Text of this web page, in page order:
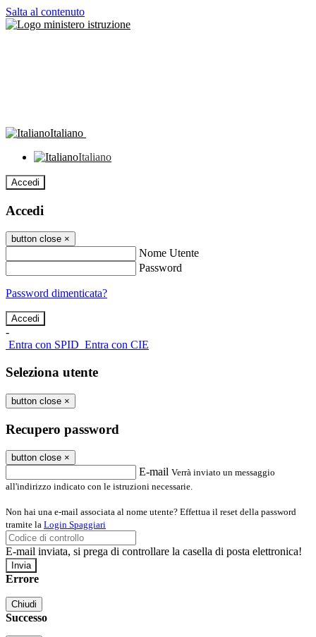
Salta al contenuto
Italiano
Italiano
Accedi
Accedi
button close ×
Nome Utente
Password
Password dimenticata?
-
Entra con SPID Entra con CIE
Seleziona utente
button close ×
Recupero password
button close ×
E-mail Verrà inviato un messaggio
all'indirizzo indicato con le istruzioni necessarie.
Non hai una e-mail associata al nome utente? Effettua il reset della password
tramite la Login Spaggiari
E-mail inviata, si prega di controllare la casella di posta elettronica!
Errore
Chiudi
Successo